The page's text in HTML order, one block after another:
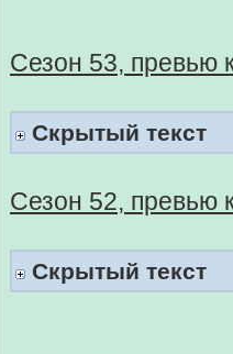
Сезон 53, превью
Скрытый текст
Сезон 52, превью
Скрытый текст